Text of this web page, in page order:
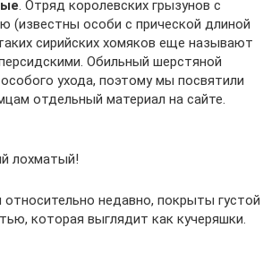
. Отряд королевских грызунов с
(известны особи с прической длиной
сирийских хомяков еще называют
Обильный шерстяной
ухода, поэтому мы посвятили
отдельный материал на сайте.
лохматый!
недавно, покрыты густой
которая выглядит как кучеряшки.